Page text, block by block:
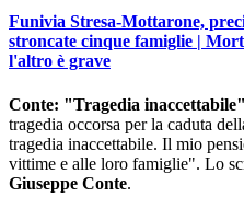
Funivia Stresa-Mottarone,
stroncate cinque famiglie |
l'altro è grave
Conte: "Tragedia
tragedia occorsa per la caduta
tragedia inaccettabile. Il mio
vittime e alle loro famiglie". Lo
Giuseppe Conte.